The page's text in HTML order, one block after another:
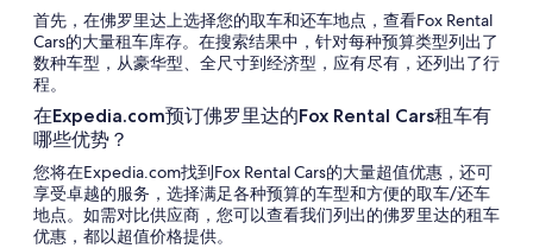
首先，在佛罗里达上选择您的取车和还车地点，查看Fox Rental
Cars的大量租车库存。在搜索结果中，针对每种预算类型列出了
数种车型，从豪华型、全尺寸到经济型，应有尽有，还列出了行
程。
在Expedia.com预订佛罗里达的Fox Rental Cars租车有
哪些优势？
您将在Expedia.com找到Fox Rental Cars的大量超值优惠，还可
享受卓越的服务，选择满足各种预算的车型和方便的取车/还车
地点。如需对比供应商，您可以查看我们列出的佛罗里达的租车
优惠，都以超值价格提供。